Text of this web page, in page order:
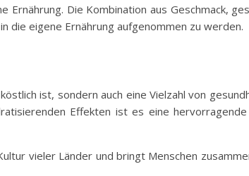
Die Kombination aus Geschmack,
die eigene Ernährung aufgenommen zu werden.
ist, sondern auch eine Vielzahl von
Effekten ist es eine
vieler Länder und bringt Menschen